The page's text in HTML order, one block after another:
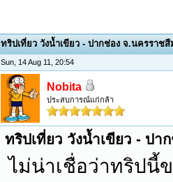
ทริปเที่ยว วังน้ำเขียว - ปากช่อง จ.นครราช
Sun, 14 Aug 11, 20:54
Nobita
ประสบการณ์แก่กล้า
ทริปเที่ยว วังน้ำเขียว - ปา
ไม่น่าเชื่อว่าทริปนี้